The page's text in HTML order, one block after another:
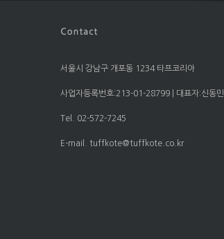
서울시 강남구 개포동 1234 타프코리아
사업자등록번호:213-01-28799 | 대표자:신동민
Tel. 02-572-7245
E-mail. tuffkote@tuffkote.co.kr